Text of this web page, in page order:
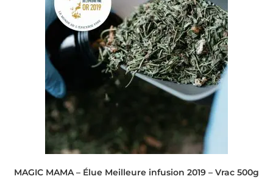
MAGIC MAMA – Élue Meilleure infusion 2019 – Vrac 500g